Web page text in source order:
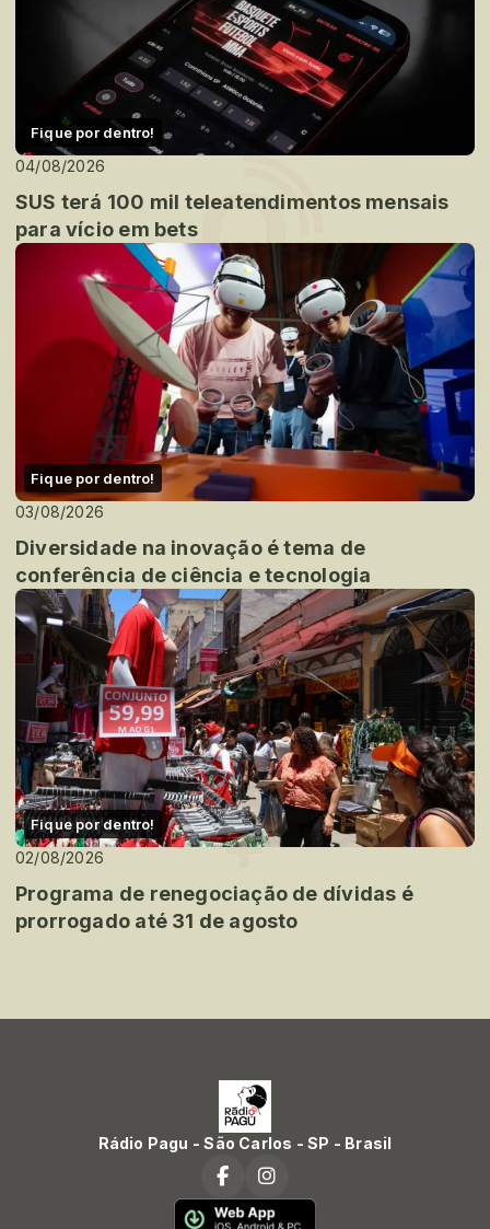
Fique por dentro!
04/08/2026
SUS terá 100 mil teleatendimentos mensais
para vício em bets
Fique por dentro!
03/08/2026
Diversidade na inovação é tema de
conferência de ciência e tecnologia
Fique por dentro!
02/08/2026
Programa de renegociação de dívidas é
prorrogado até 31 de agosto
Rádio Pagu - São Carlos - SP - Brasil